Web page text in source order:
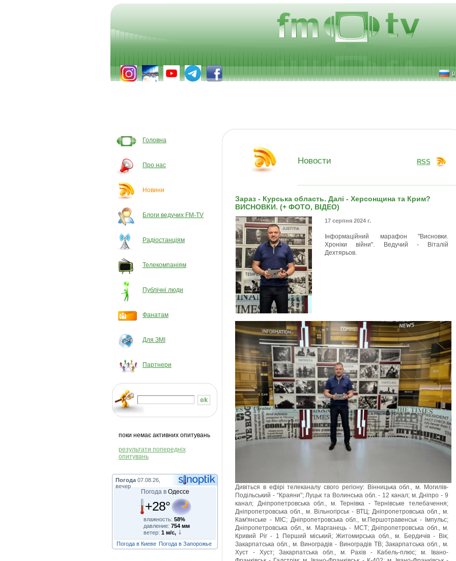
Головна
Про нас
Новини
Блоги ведучих FM-TV
Радіостанціям
Телекомпаніям
Публічні люди
Фанатам
Для ЗМІ
Партнери
поки немає активних опитувань
результати попередніх
опитувань
Погода 07.08.26,
вечер
Погода в Одессе
+28°
влажность: 58%
давление: 754 мм
ветер: 1 м/с,
Погода в Киеве Погода в Запорожье
Новости RSS
Зараз - Курська область. Далі - Херсонщина та Крим?
ВИСНОВКИ. (+ ФОТО, ВІДЕО)
17 серпня 2024 г.
Інформаційний марафон "Висновки.
Хроніки війни". Ведучий - Віталій
Дехтярьов.
Дивіться в ефірі телеканалу свого регіону: Вінницька обл., м. Могилів-
Подільський - “Краяни”; Луцьк та Волинська обл. - 12 канал; м. Дніпро - 9
канал; Дніпропетровська обл., м. Тернівка - Тернівське телебачення;
Дніпропетровська обл., м. Вільногірськ - ВТЦ; Дніпропетровська обл., м.
Кам'янське - МІС; Днiпропетровська обл., м.Першотравенськ - Iмпульс;
Дніпропетровська обл., м. Марганець - МСТ; Дніпропетровська обл., м.
Кривий Ріг - 1 Перший міський; Житомирська обл., м. Бердичів - Вік;
Закарпатська обл., м. Виноградів - Виноградів ТВ; Закарпатська обл., м.
Хуст - Хуст; Закарпатська обл., м. Рахів - Кабель-плюс; м. Івано-